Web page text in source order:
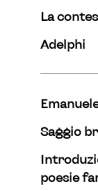
La
Adelphi
Saggio
poesie